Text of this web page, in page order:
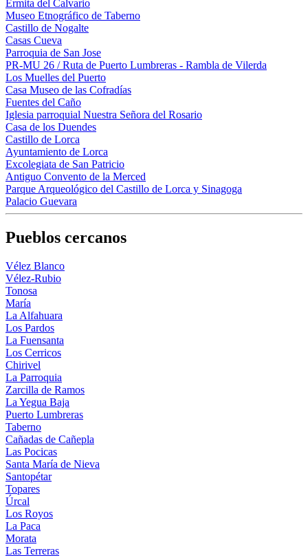
Ermita del Calvario
Museo Etnográfico de Taberno
Castillo de Nogalte
Casas Cueva
Parroquia de San Jose
PR-MU 26 / Ruta de Puerto Lumbreras - Rambla de Vilerda
Los Muelles del Puerto
Casa Museo de las Cofradías
Fuentes del Caño
Iglesia parroquial Nuestra Señora del Rosario
Casa de los Duendes
Castillo de Lorca
Ayuntamiento de Lorca
Excolegiata de San Patricio
Antiguo Convento de la Merced
Parque Arqueológico del Castillo de Lorca y Sinagoga
Palacio Guevara
Pueblos cercanos
Vélez Blanco
Vélez-Rubio
Tonosa
María
La Alfahuara
Los Pardos
La Fuensanta
Los Cerricos
Chirivel
La Parroquia
Zarcilla de Ramos
La Yegua Baja
Puerto Lumbreras
Taberno
Cañadas de Cañepla
Las Pocicas
Santa María de Nieva
Santopétar
Topares
Úrcal
Los Royos
La Paca
Morata
Las Terreras